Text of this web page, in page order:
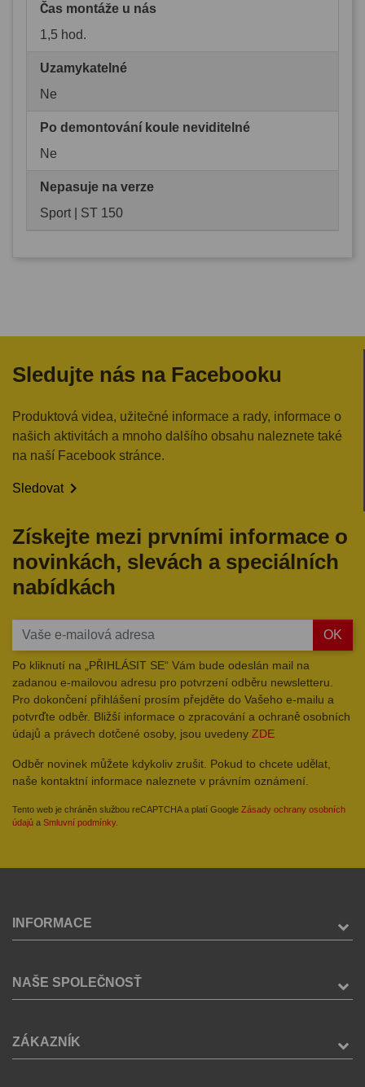
Čas montáže u nás
1,5 hod.
Uzamykatelné
Ne
Po demontování koule neviditelné
Ne
Nepasuje na verze
Sport | ST 150
Sledujte nás na Facebooku
Produktová videa, užitečné informace a rady, informace o
našich aktivitách a mnoho dalšího obsahu naleznete také
na naší Facebook stránce.
Sledovat
Získejte mezi prvními informace o
novinkách, slevách a speciálních
nabídkách
OK
Po kliknutí na „PŘIHLÁSIT SE“ Vám bude odeslán mail na
zadanou e-mailovou adresu pro potvrzení odběru newsletteru.
Pro dokončení přihlášení prosím přejděte do Vašeho e-mailu a
potvrďte odběr. Bližší informace o zpracování a ochraně osobních
údajů a právech dotčené osoby, jsou uvedeny ZDE
Odběr novinek můžete kdykoliv zrušit. Pokud to chcete udělat,
naše kontaktní informace naleznete v právním oznámení.
Tento web je chráněn službou reCAPTCHA a platí Google Zásady ochrany osobních
údajů a Smluvní podmínky.
INFORMACE
NAŠE SPOLEČNOSŤ
ZÁKAZNÍK